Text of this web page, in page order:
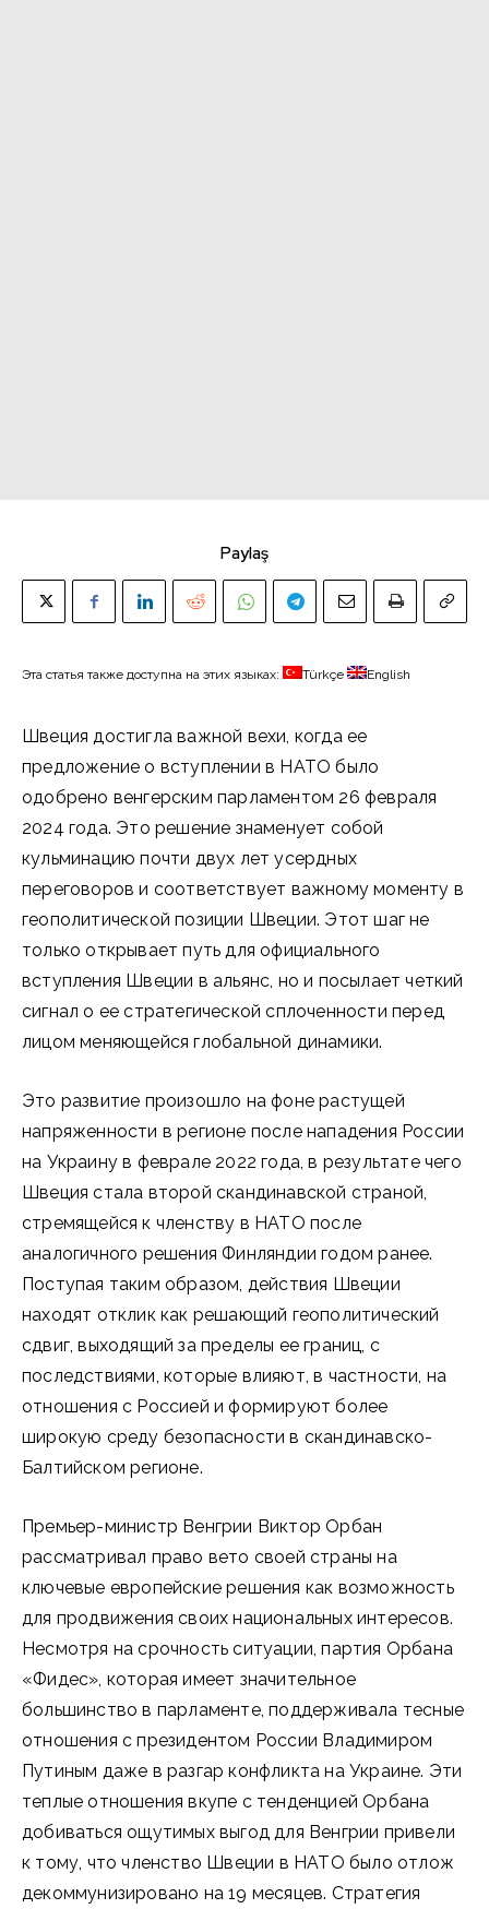
Paylaş
Эта статья также доступна на этих языках: Türkçe English
Швеция достигла важной вехи, когда ее
предложение о вступлении в НАТО было
одобрено венгерским парламентом 26 февраля
2024 года. Это решение знаменует собой
кульминацию почти двух лет усердных
переговоров и соответствует важному моменту в
геополитической позиции Швеции. Этот шаг не
только открывает путь для официального
вступления Швеции в альянс, но и посылает четкий
сигнал о ее стратегической сплоченности перед
лицом меняющейся глобальной динамики.
Это развитие произошло на фоне растущей
напряженности в регионе после нападения России
на Украину в феврале 2022 года, в результате чего
Швеция стала второй скандинавской страной,
стремящейся к членству в НАТО после
аналогичного решения Финляндии годом ранее.
Поступая таким образом, действия Швеции
находят отклик как решающий геополитический
сдвиг, выходящий за пределы ее границ, с
последствиями, которые влияют, в частности, на
отношения с Россией и формируют более
широкую среду безопасности в скандинавско-
Балтийском регионе.
Премьер-министр Венгрии Виктор Орбан
рассматривал право вето своей страны на
ключевые европейские решения как возможность
для продвижения своих национальных интересов.
Несмотря на срочность ситуации, партия Орбана
«Фидес», которая имеет значительное
большинство в парламенте, поддерживала тесные
отношения с президентом России Владимиром
Путиным даже в разгар конфликта на Украине. Эти
теплые отношения вкупе с тенденцией Орбана
добиваться ощутимых выгод для Венгрии привели
к тому, что членство Швеции в НАТО было отлож
декоммунизировано на 19 месяцев. Стратегия